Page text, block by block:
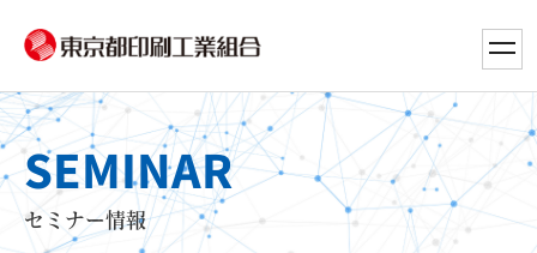
toggle
SEMINAR
セミナー情報